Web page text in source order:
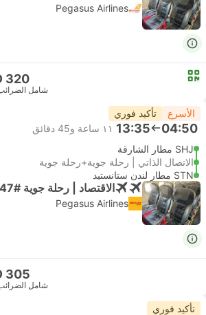
Pegasus Airlines
320
شامل
الأسرع تأكيد فوري
04:50
13:35 ١١ ساعة و‫45 دقائق
SHJ مطار الشارقة
الاتصال الذاتي | رحلة جوية+رحلة جوية
STN مطار لندن ستانستيد
الاقتصاد | رحلة جوية #PC747
Pegasus Airlines
305
شامل
تأكيد فوري